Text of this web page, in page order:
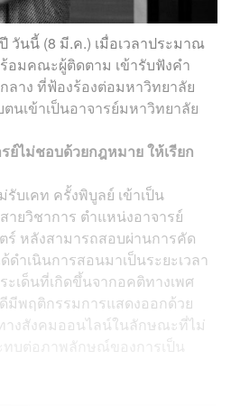
วันนี้ (8 มี.ค.) เมื่อเวลาประมาณ
อมคณะผู้ติดตาม เข้ารับฟังคำ
าง ที่ฟ้องร้องต่อมหาวิทยาลัย
นเข้าเป็นอาจารย์มหาวิทยาลัย
ย์ไม่ชอบด้วยกฎหมาย ให้เรียก
บเคท ครั้งพิบูลย์ เข้าเป็น
ยวิชาการ ตำแหน่งอาจารย์
หลังสามารถสอบผ่านการคัด
ดำเนินการสอนมาเป็นระยะเวลา
เด็นที่เกิดขึ้นจากอคติทางเพศ
มีพฤติกรรมการแสดงออกด้วย
างสังคมออนไลน์ในลักษณะที่ไม่
ทบต่อภาพลักษณ์ของการเป็น